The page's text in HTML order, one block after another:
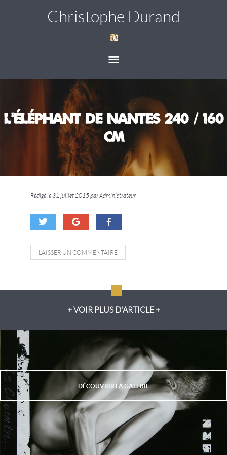
Christophe Durand
L’Éléphant de Nantes 240 / 160
cm
Rédigé le 31 juillet 2015 par Administrateur
LAISSER UN COMMENTAIRE
+ VOIR PLUS D'ARTICLE +
DÉCOUVRIR LA GALERIE